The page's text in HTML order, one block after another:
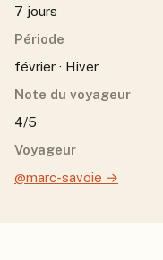
7 jours
Période
février · Hiver
Note du voyageur
4/5
Voyageur
@marc-savoie →